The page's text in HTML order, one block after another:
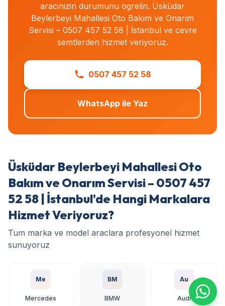
aracinizin durumunu ogrelin. Üsküdar
Beylerbeyi Mahallesi Oto Bakım ve Onarım
Servisi – 0507 457 52 58 | İstanbul ve cevre
semtlerden hizmet veriyoruz.
0507 457 52 58
WhatsApp ile Yaz
Üsküdar Beylerbeyi Mahallesi Oto
Bakım ve Onarım Servisi – 0507 457
52 58 | İstanbul'de Hangi Markalara
Hizmet Veriyoruz?
Tum marka ve model araclara profesyonel hizmet
sunuyoruz
Me
Mercedes
BM
BMW
Au
Audi